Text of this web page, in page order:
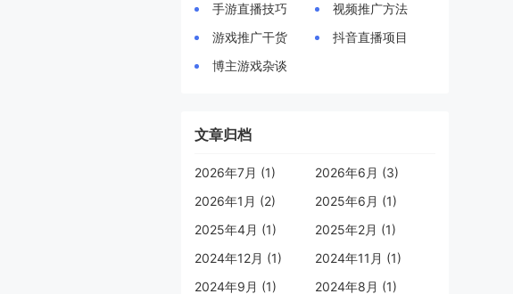
手游直播技巧
视频推广方法
游戏推广干货
抖音直播项目
博主游戏杂谈
文章归档
2026年7月 (1)
2026年6月 (3)
2026年1月 (2)
2025年6月 (1)
2025年4月 (1)
2025年2月 (1)
2024年12月 (1)
2024年11月 (1)
2024年9月 (1)
2024年8月 (1)